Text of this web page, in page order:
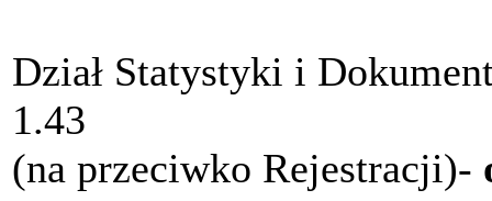
Dział Statystyki i
1.43
(na przeciwko Rejestracji)-